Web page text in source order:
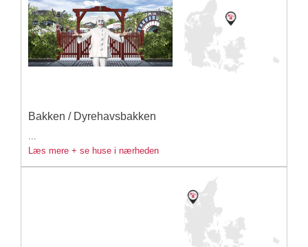
Bakken / Dyrehavsbakken
...
Læs mere + se huse i nærheden